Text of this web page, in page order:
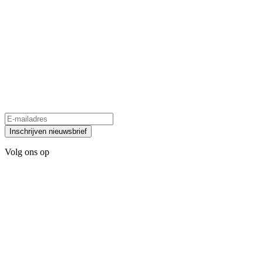
Inschrijven nieuwsbrief
Volg ons op